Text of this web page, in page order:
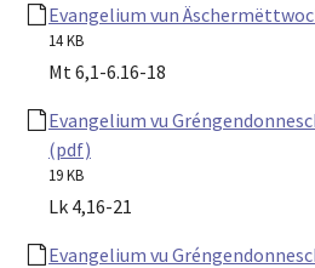
Evangelium vun
14 KB
Mt 6,1-6.16-18
Evangelium vu
(pdf)
19 KB
Lk 4,16-21
Evangelium vu